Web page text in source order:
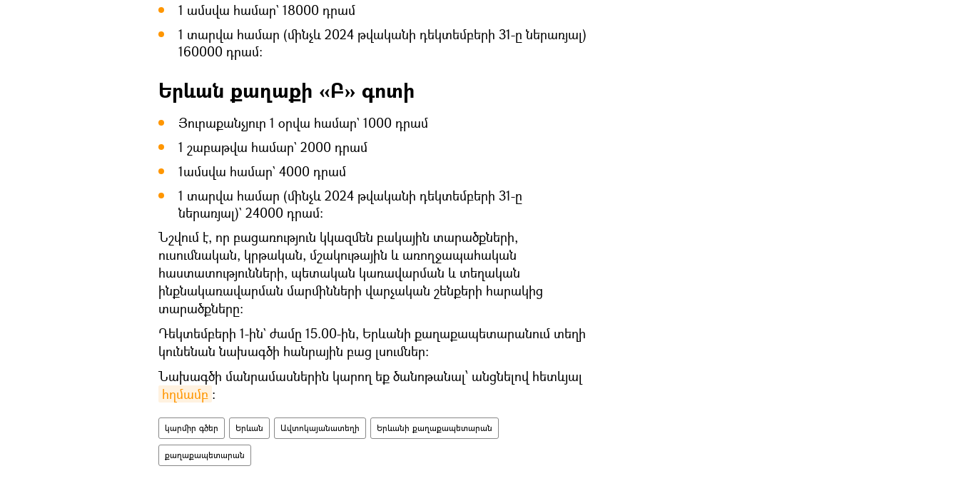
1 ամսվա համար` 18000 դրամ
1 տարվա համար (մինչև 2024 թվականի դեկտեմբերի 31-ը ներառյալ)
160000 դրամ:
Երևան քաղաքի «Բ» գոտի
Յուրաքանչյուր 1 օրվա համար` 1000 դրամ
1 շաբաթվա համար` 2000 դրամ
1ամսվա համար` 4000 դրամ
1 տարվա համար (մինչև 2024 թվականի դեկտեմբերի 31-ը
ներառյալ)` 24000 դրամ:
Նշվում է, որ բացառություն կկազմեն բակային տարածքների,
ուսումնական, կրթական, մշակութային և առողջապահական
հաստատությունների, պետական կառավարման և տեղական
ինքնակառավարման մարմինների վարչական շենքերի հարակից
տարածքները։
Դեկտեմբերի 1-ին` ժամը 15.00-ին, Երևանի քաղաքապետարանում տեղի
կունենան նախագծի հանրային բաց լսումներ:
Նախագծի մանրամասներին կարող եք ծանոթանալ՝ անցնելով հետևյալ
հղմամբ ։
կարմիր գծեր Երևան Ավտոկայանատեղի Երևանի քաղաքապետարան
քաղաքապետարան